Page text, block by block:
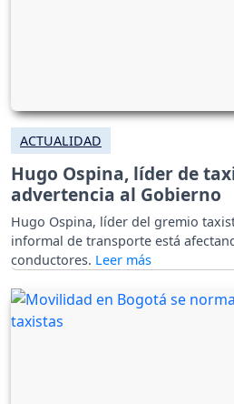
ACTUALIDAD
Hugo Ospina, líder de
advertencia al Gobierno
Hugo Ospina, líder del gremio
informal de transporte está
conductores.